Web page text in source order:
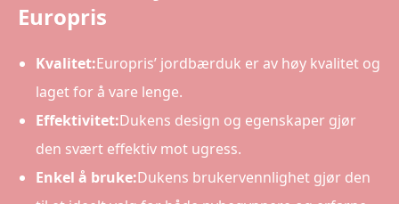
Europris
Kvalitet:Europris’ jordbærduk er av høy kvalitet og
laget for å vare lenge.
Effektivitet:Dukens design og egenskaper gjør
den svært effektiv mot ugress.
Enkel å bruke:Dukens brukervennlighet gjør den